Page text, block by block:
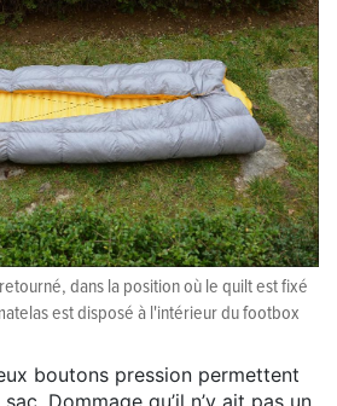
dans la position où le quilt est fixé
est disposé à l'intérieur du footbox
boutons pression permettent